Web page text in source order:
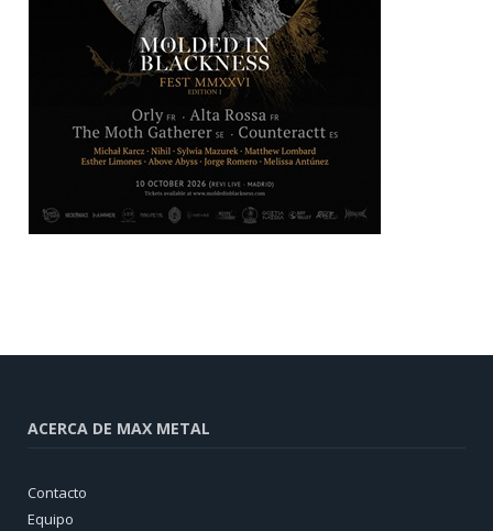
ACERCA DE MAX METAL
Contacto
Equipo